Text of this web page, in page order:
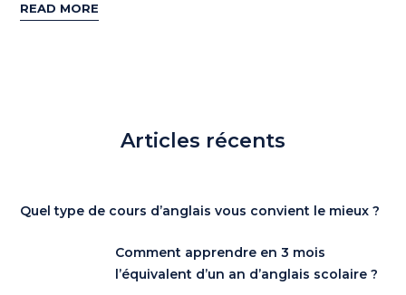
READ MORE
Articles récents
Quel type de cours d’anglais vous convient le mieux ?
Comment apprendre en 3 mois
l’équivalent d’un an d’anglais scolaire ?